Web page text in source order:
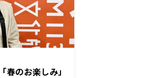
のお楽しみ」